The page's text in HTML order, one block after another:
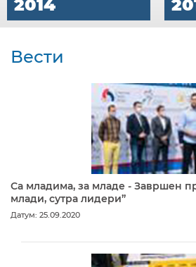
2014
Вести
Са младима, за младе - Завршен
млади, сутра лидери”
Датум: 25.09.2020